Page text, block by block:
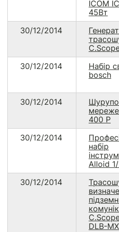
ICOM
45Вт
30/12/2014
30/12/2014
Набір
bosch
30/12/2014
400 Р
30/12/2014
набір
Alloid
30/12/2014
DLB-